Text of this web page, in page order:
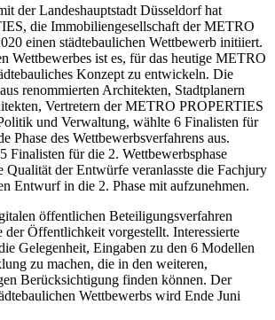
der Landeshauptstadt Düsseldorf hat
die Immobiliengesellschaft der METRO
einen städtebaulichen Wettbewerb initiiert.
Wettbewerbes ist es, für das heutige METRO
Konzept zu entwickeln. Die
renommierten Architekten, Stadtplanern
Vertretern der METRO PROPERTIES
und Verwaltung, wählte 6 Finalisten für
Phase des Wettbewerbsverfahrens aus.
Finalisten für die 2. Wettbewerbsphase
Qualität der Entwürfe veranlasste die Fachjury
Entwurf in die 2. Phase mit aufzunehmen.
öffentlichen Beteiligungsverfahren
Öffentlichkeit vorgestellt. Interessierte
Gelegenheit, Eingaben zu den 6 Modellen
zu machen, die in den weiteren,
Berücksichtigung finden können. Der
Wettbewerbs wird Ende Juni